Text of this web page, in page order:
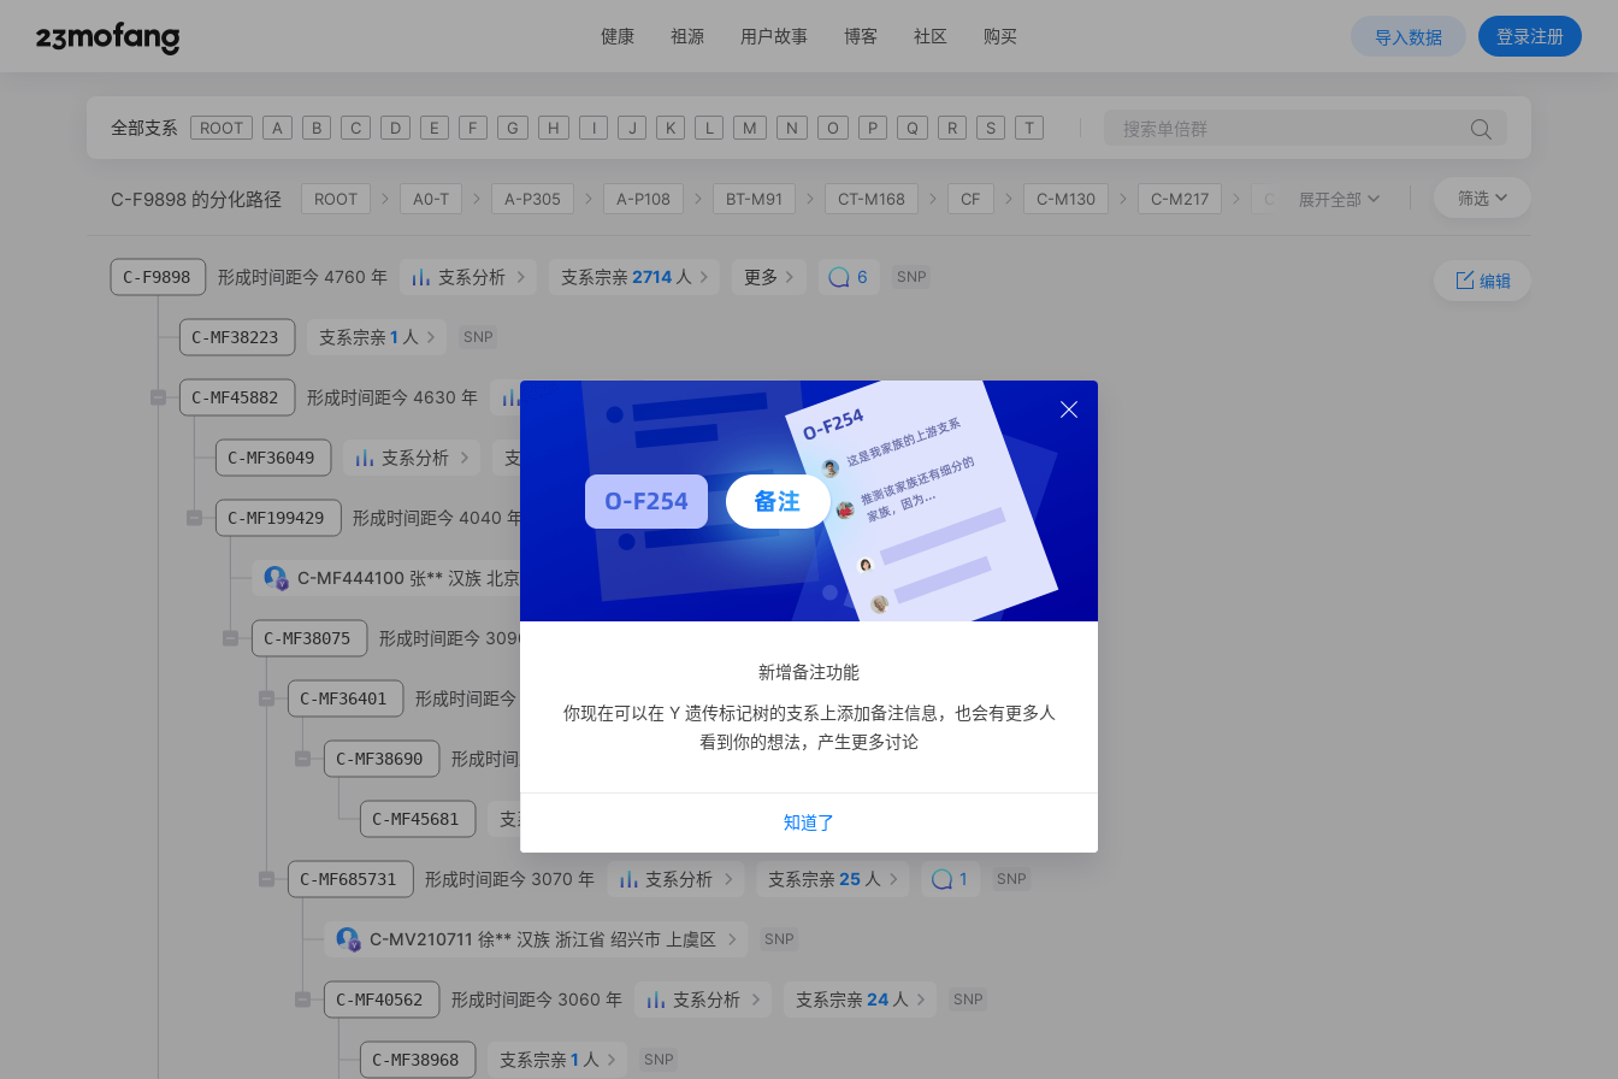
健康 祖源 用户故事 博客 社区 购买 导入数据 登录注册
全部支系 ROOT A B C D E F G H I J K L M N O P Q R S T
C-F9898 的分化路径 ROOT A0-T A-P305 A-P108 BT-M91 CT-M168 CF C-M130 C-M217 C-F1067
C-F10383 C-F3555 C-F12788 C-F9898
展开全部 筛选
C-F9898 形成时间距今 4760 年 支系分析 支系宗亲 2714 人 更多 6 SNP
C-MF38223 支系宗亲 1 人 SNP
C-MF45882 形成时间距今 4630 年 支系宗亲32人 SNP
C-MF36049 支系分析 支系宗亲 3
C-MF199429 形成时间距今 4040 年 支系分析 支系宗亲29人 SNP
C-MF444100 张** 汉族 北京市 市辖区 东城区
C-MF38075 形成时间距今 3090 年
C-MF36401 形成时间距今 1200 年
C-MF685731 形成时间距今 3070 年 支系分析 支系宗亲 25 人 1 SNP
C-MF38690 形成时间距今 720 年
C-MV210711徐** 汉族 浙江省 绍兴市 上虞区 SNP
C-MF40562 形成时间距今 3060 年 支系分析 支系宗亲 24 人 SNP
C-MF45681 支系宗亲
C-MF38968 支系宗亲 1 人 SNP
编辑
新增备注功能
你现在可以在 Y 遗传标记树的支系上添加备注信息，也会有更多人
看到你的想法，产生更多讨论
知道了